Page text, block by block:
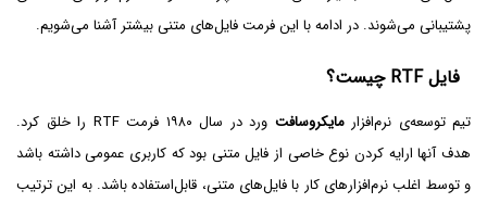
پشتیبانی می‌شوند. در ادامه با این فرمت فایل‌های متنی بیشتر آشنا می‌شویم.
فایل RTF چیست؟
تیم توسعه‌ی نرم‌افزارمایکروسافت
ورد در سال ۱۹۸۰ فرمت RTF را خلق کرد.
هدف آنها ارایه کردن نوع خاصی از فایل متنی بود که کاربری عمومی داشته باشد
و توسط اغلب نرم‌افزارهای کار با فایل‌های متنی، قابل‌استفاده باشد. به این ترتیب